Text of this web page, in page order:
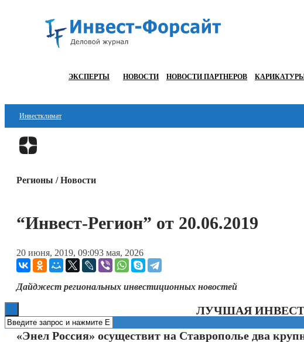
ЭКСПЕРТЫ НОВОСТИ НОВОСТИ ПАРТНЕРОВ
Инвестклимат
Финансы
ESG
Регионы / Новости
“Инвест-Регион” от 20.06.2019
20 июня, 2019, 09:093 мая, 2026
Дайджест региональных инвестиционных новостей
ЛУЧШАЯ
«Энел Россия» осуществит на Ставрополье два